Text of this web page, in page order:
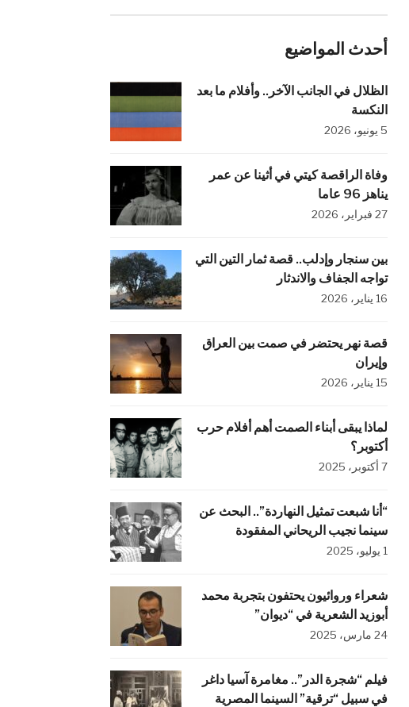
أحدث المواضيع
الظلال في الجانب الآخر.. وأفلام ما بعد
النكسة
5 يونيو، 2026
وفاة الراقصة كيتي في أثينا عن عمر
يناهز 96 عاما
27 فبراير، 2026
بين سنجار وإدلب.. قصة ثمار التين التي
تواجه الجفاف والاندثار
16 يناير، 2026
قصة نهر يحتضر في صمت بين العراق
وإيران
15 يناير، 2026
لماذا يبقى أبناء الصمت أهم أفلام حرب
أكتوبر؟
7 أكتوبر، 2025
“أنا شبعت تمثيل النهاردة”.. البحث عن
سينما نجيب الريحاني المفقودة
1 يوليو، 2025
شعراء وروائيون يحتفون بتجربة محمد
أبوزيد الشعرية في “ديوان”
24 مارس، 2025
فيلم “شجرة الدر”.. مغامرة آسيا داغر
في سبيل “ترقية” السينما المصرية